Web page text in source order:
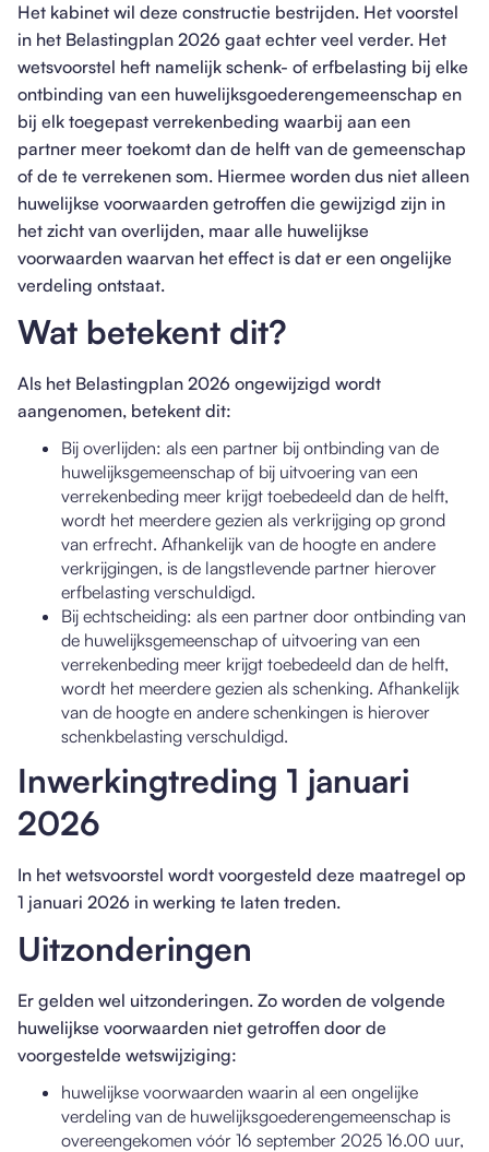
Het kabinet wil deze constructie bestrijden. Het voorstel
in het Belastingplan 2026 gaat echter veel verder. Het
wetsvoorstel heft namelijk schenk- of erfbelasting bij elke
ontbinding van een huwelijksgoederengemeenschap en
bij elk toegepast verrekenbeding waarbij aan een
partner meer toekomt dan de helft van de gemeenschap
of de te verrekenen som. Hiermee worden dus niet alleen
huwelijkse voorwaarden getroffen die gewijzigd zijn in
het zicht van overlijden, maar alle huwelijkse
voorwaarden waarvan het effect is dat er een ongelijke
verdeling ontstaat.
Wat betekent dit?
Als het Belastingplan 2026 ongewijzigd wordt
aangenomen, betekent dit:
Bij overlijden: als een partner bij ontbinding van de
huwelijksgemeenschap of bij uitvoering van een
verrekenbeding meer krijgt toebedeeld dan de helft,
wordt het meerdere gezien als verkrijging op grond
van erfrecht. Afhankelijk van de hoogte en andere
verkrijgingen, is de langstlevende partner hierover
erfbelasting verschuldigd.
Bij echtscheiding: als een partner door ontbinding van
de huwelijksgemeenschap of uitvoering van een
verrekenbeding meer krijgt toebedeeld dan de helft,
wordt het meerdere gezien als schenking. Afhankelijk
van de hoogte en andere schenkingen is hierover
schenkbelasting verschuldigd.
Inwerkingtreding 1 januari
2026
In het wetsvoorstel wordt voorgesteld deze maatregel op
1 januari 2026 in werking te laten treden.
Uitzonderingen
Er gelden wel uitzonderingen. Zo worden de volgende
huwelijkse voorwaarden niet getroffen door de
voorgestelde wetswijziging:
huwelijkse voorwaarden waarin al een ongelijke
verdeling van de huwelijksgoederengemeenschap is
overeengekomen vóór 16 september 2025 16.00 uur,